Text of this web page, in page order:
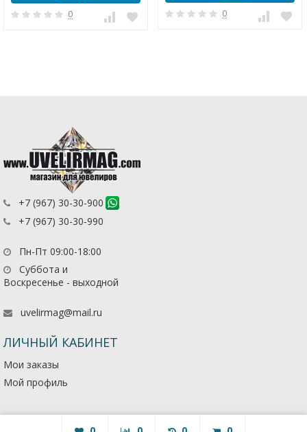
0 0
+7 (967) 30-30-900
+7 (967) 30-30-990
Пн-Пт 09:00-18:00
Суббота и
Воскресенье - выходной
uvelirmag@mail.ru
ЛИЧНЫЙ КАБИНЕТ
Мои заказы
Мой профиль